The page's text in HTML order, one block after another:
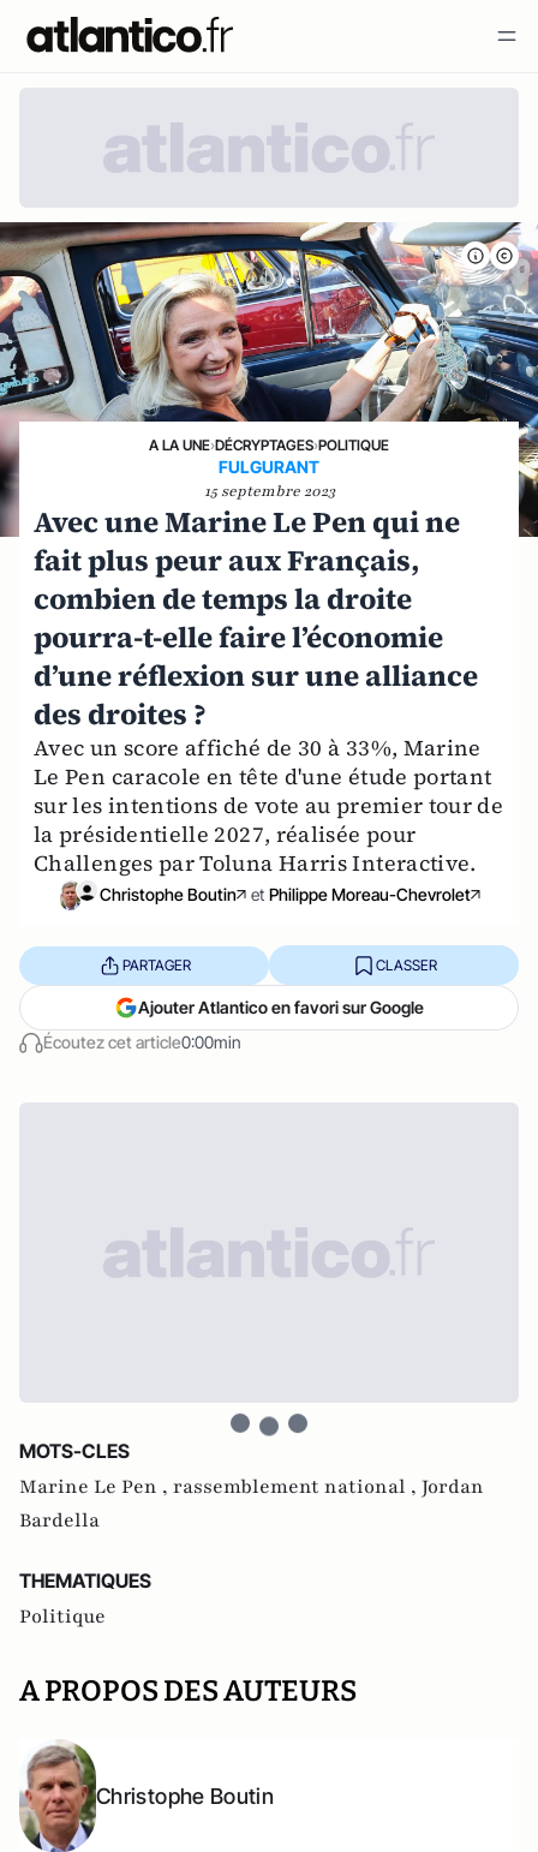
A LA UNE›DÉCRYPTAGES›POLITIQUE
FULGURANT
15 septembre 2023
Avec une Marine Le Pen qui ne
fait plus peur aux Français,
combien de temps la droite
pourra-t-elle faire l’économie
d’une réflexion sur une alliance
des droites ?
Avec un score affiché de 30 à 33%, Marine
Le Pen caracole en tête d'une étude portant
sur les intentions de vote au premier tour de
la présidentielle 2027, réalisée pour
Challenges par Toluna Harris Interactive.
Christophe Boutin et Philippe Moreau-Chevrolet
Écoutez cet article0:00min
PARTAGER CLASSER
Ajouter Atlantico en favori sur Google
MOTS-CLES
Marine Le Pen , rassemblement national , Jordan
Bardella
THEMATIQUES
Politique
A PROPOS DES AUTEURS
Christophe Boutin